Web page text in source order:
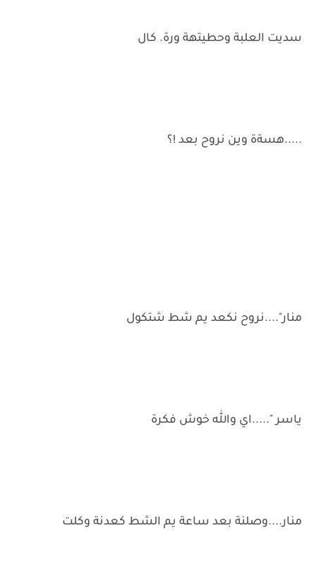
سديت العلبة وحطيتهة ورة. كال
.....هسةة وين نروح بعد !؟
منار"....نروح نكعد يم شط شتكول
ياسر ".....اي والله خوش فكرة
منار....وصلنة بعد ساعة يم الشط كعدنة وكلت